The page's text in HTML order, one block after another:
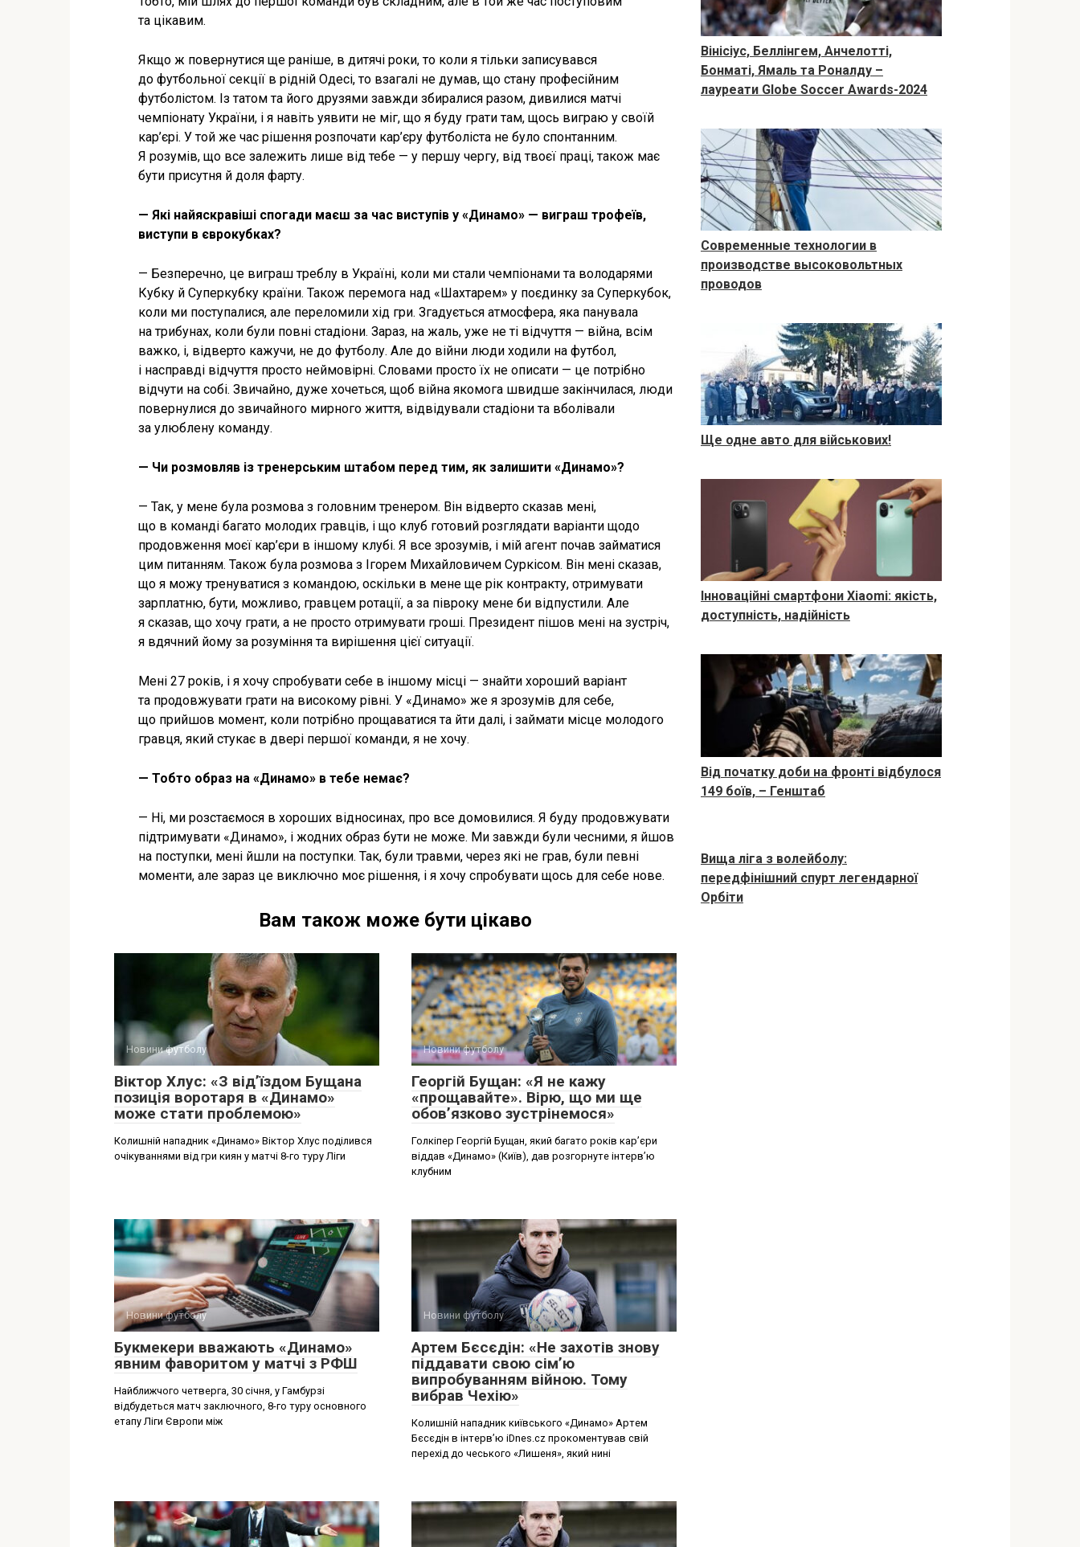
та цікавим.
Якщо ж повернутися ще раніше, в дитячі роки, то коли я тільки записувався
до футбольної секції в рідній Одесі, то взагалі не думав, що стану професійним
футболістом. Із татом та його друзями завжди збиралися разом, дивилися матчі
чемпіонату України, і я навіть уявити не міг, що я буду грати там, щось виграю у своїй
кар’єрі. У той же час рішення розпочати кар’єру футболіста не було спонтанним.
Я розумів, що все залежить лише від тебе — у першу чергу, від твоєї праці, також має
бути присутня й доля фарту.
— Які найяскравіші спогади маєш за час виступів у «Динамо» — виграш трофеїв,
виступи в єврокубках?
— Безперечно, це виграш треблу в Україні, коли ми стали чемпіонами та володарями
Кубку й Суперкубку країни. Також перемога над «Шахтарем» у поєдинку за Суперкубок,
коли ми поступалися, але переломили хід гри. Згадується атмосфера, яка панувала
на трибунах, коли були повні стадіони. Зараз, на жаль, уже не ті відчуття — війна, всім
важко, і, відверто кажучи, не до футболу. Але до війни люди ходили на футбол,
і насправді відчуття просто неймовірні. Словами просто їх не описати — це потрібно
відчути на собі. Звичайно, дуже хочеться, щоб війна якомога швидше закінчилася, люди
повернулися до звичайного мирного життя, відвідували стадіони та вболівали
за улюблену команду.
— Чи розмовляв із тренерським штабом перед тим, як залишити «Динамо»?
— Так, у мене була розмова з головним тренером. Він відверто сказав мені,
що в команді багато молодих гравців, і що клуб готовий розглядати варіанти щодо
продовження моєї кар’єри в іншому клубі. Я все зрозумів, і мій агент почав займатися
цим питанням. Також була розмова з Ігорем Михайловичем Суркісом. Він мені сказав,
що я можу тренуватися з командою, оскільки в мене ще рік контракту, отримувати
зарплатню, бути, можливо, гравцем ротації, а за півроку мене би відпустили. Але
я сказав, що хочу грати, а не просто отримувати гроші. Президент пішов мені на зустріч,
я вдячний йому за розуміння та вирішення цієї ситуації.
Мені 27 років, і я хочу спробувати себе в іншому місці — знайти хороший варіант
та продовжувати грати на високому рівні. У «Динамо» же я зрозумів для себе,
що прийшов момент, коли потрібно прощаватися та йти далі, і займати місце молодого
гравця, який стукає в двері першої команди, я не хочу.
— Тобто образ на «Динамо» в тебе немає?
— Ні, ми розстаємося в хороших відносинах, про все домовилися. Я буду продовжувати
підтримувати «Динамо», і жодних образ бути не може. Ми завжди були чесними, я йшов
на поступки, мені йшли на поступки. Так, були травми, через які не грав, були певні
моменти, але зараз це виключно моє рішення, і я хочу спробувати щось для себе нове.
Вам також може бути цікаво
Новини футболу
Віктор Хлус: «З від’їздом Бущана
позиція воротаря в «Динамо»
може стати проблемою»
Колишній нападник «Динамо» Віктор Хлус поділився
очікуваннями від гри киян у матчі 8-го туру Ліги
Новини футболу
Георгій Бущан: «Я не кажу
«прощавайте». Вірю, що ми ще
обов’язково зустрінемося»
Голкіпер Георгій Бущан, який багато років кар’єри
віддав «Динамо» (Київ), дав розгорнуте інтерв’ю
клубним
Новини футболу
Букмекери вважають «Динамо»
явним фаворитом у матчі з РФШ
Найближчого четверга, 30 січня, у Гамбурзі
відбудеться матч заключного, 8-го туру основного
етапу Ліги Європи між
Новини футболу
Артем Бєсєдін: «Не захотів знову
піддавати свою сім’ю
випробуванням війною. Тому
вибрав Чехію»
Колишній нападник київського «Динамо» Артем
Бєсєдін в інтерв’ю iDnes.cz прокоментував свій
перехід до чеського «Лишеня», який нині
Вінісіус, Беллінгем, Анчелотті,
Бонматі, Ямаль та Роналду –
лауреати Globe Soccer Awards-2024
Современные технологии в
производстве высоковольтных
проводов
Ще одне авто для військових!
Інноваційні смартфони Xiaomi: якість,
доступність, надійність
Від початку доби на фронті відбулося
149 боїв, – Генштаб
Вища ліга з волейболу:
передфінішний спурт легендарної
Орбіти